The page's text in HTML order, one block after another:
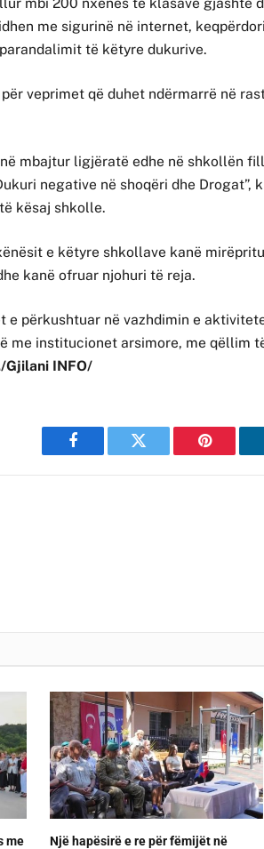
me sigurinë në internet,
të këtyre dukurive.
veprimet që duhet ndërmarrë në
mbajtur ligjëratë edhe në shkollën
negative në shoqëri dhe Drogat”,
kësaj shkolle.
e këtyre shkollave kanë
kanë ofruar njohuri të reja.
e përkushtuar në vazhdimin e
me institucionet arsimore, me qëllim
Gjilani INFO/
Facebook Twitter Pinterest
me
Një hapësirë e re për fëmijët në